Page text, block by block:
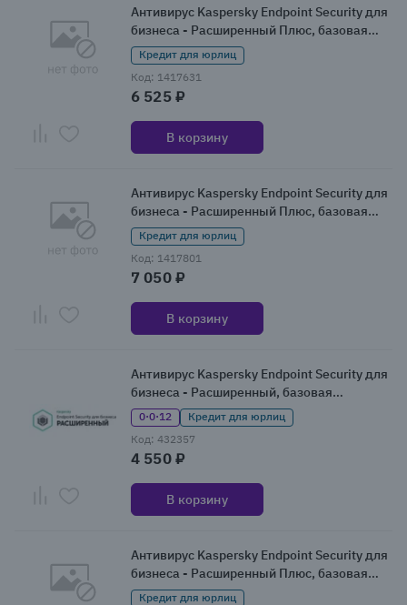
Антивирус Kaspersky Endpoint Security для
бизнеса - Расширенный Плюс, базовая
лицензия (KL4210RARFS)
Кредит для юрлиц
Код: 1417631
6 525 ₽
В корзину
Антивирус Kaspersky Endpoint Security для
бизнеса - Расширенный Плюс, базовая
лицензия (KL4210RAQFS)
Кредит для юрлиц
Код: 1417801
7 050 ₽
В корзину
Антивирус Kaspersky Endpoint Security для
бизнеса - Расширенный, базовая
лицензия
0·0·12
Кредит для юрлиц
Код: 432357
4 550 ₽
В корзину
Антивирус Kaspersky Endpoint Security для
бизнеса - Расширенный Плюс, базовая
лицензия (KL4210RAQDS)
Кредит для юрлиц